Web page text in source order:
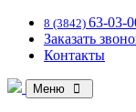
8 (3842) 63-03-
Заказать
Контакты
Меню